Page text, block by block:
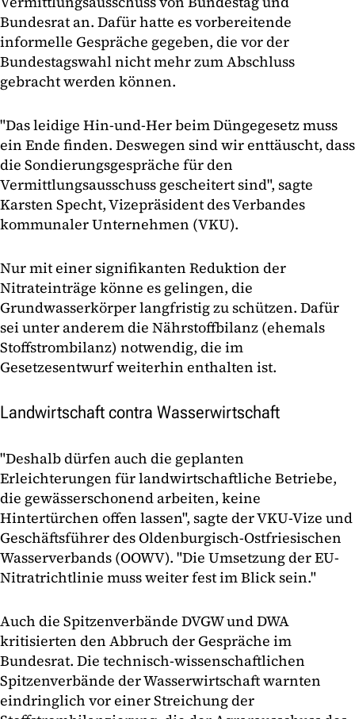
Bundesrat an. Dafür hatte es vorbereitende
informelle Gespräche gegeben, die vor der
Bundestagswahl nicht mehr zum Abschluss
gebracht werden können.
"Das leidige Hin-und-Her beim Düngegesetz muss
ein Ende finden. Deswegen sind wir enttäuscht, dass
die Sondierungsgespräche für den
Vermittlungsausschuss gescheitert sind", sagte
Karsten Specht, Vizepräsident des Verbandes
kommunaler Unternehmen (VKU).
Nur mit einer signifikanten Reduktion der
Nitrateinträge könne es gelingen, die
Grundwasserkörper langfristig zu schützen. Dafür
sei unter anderem die Nährstoffbilanz (ehemals
Stoffstrombilanz) notwendig, die im
Gesetzesentwurf weiterhin enthalten ist.
Landwirtschaft contra Wasserwirtschaft
"Deshalb dürfen auch die geplanten
Erleichterungen für landwirtschaftliche Betriebe,
die gewässerschonend arbeiten, keine
Hintertürchen offen lassen", sagte der VKU-Vize und
Geschäftsführer des Oldenburgisch-Ostfriesischen
Wasserverbands (OOWV). "Die Umsetzung der EU-
Nitratrichtlinie muss weiter fest im Blick sein."
Auch die Spitzenverbände DVGW und DWA
kritisierten den Abbruch der Gespräche im
Bundesrat. Die technisch-wissenschaftlichen
Spitzenverbände der Wasserwirtschaft warnten
eindringlich vor einer Streichung der